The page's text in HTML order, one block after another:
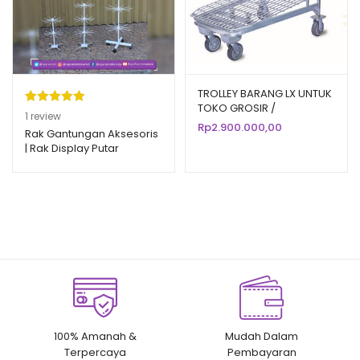
Peringkat
5.00 dari 5
berdasarka
11 review
Rak Gantungan Aksesoris
| Rak Display Putar
TROLLEY BARANG LX UNTUK
TOKO GROSIR /
SUPERMARKET BESAR
Rp2.900.000,00
100% Amanah &
Terpercaya
Mudah Dalam
Pembayaran